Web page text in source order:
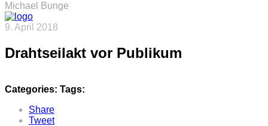
Michael Bunge
9. April 2018
Drahtseilakt vor Publikum
Categories: Tags:
Share
Tweet